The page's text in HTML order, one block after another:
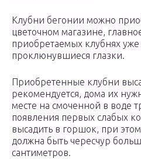
Клубни бегонии можно
цветочном магазине,
приобретаемых клубнях
проклюнувшиеся глазки.
Приобретенные клубни
рекомендуется, дома их
месте на смоченной в воде
появления первых слабых
высадить в горшок, при
должна быть чересчур
сантиметров.